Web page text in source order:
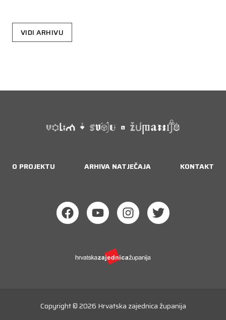
O projektu
VIDI ARHIVU
O PROJEKTU ARHIVA NATJEČAJA KONTAKT
Copyright © 2026 Hrvatska zajednica županija